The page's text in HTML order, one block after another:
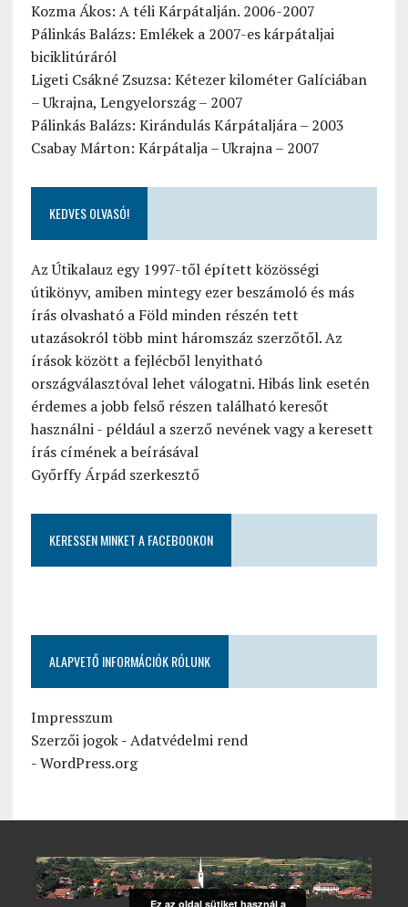
Kozma Ákos: A téli Kárpátalján. 2006-2007
Pálinkás Balázs: Emlékek a 2007-es kárpátaljai
biciklitúráról
Ligeti Csákné Zsuzsa: Kétezer kilométer Galíciában
– Ukrajna, Lengyelország – 2007
Pálinkás Balázs: Kirándulás Kárpátaljára – 2003
Csabay Márton: Kárpátalja – Ukrajna – 2007
KEDVES OLVASÓ!
Az Útikalauz egy 1997-től épített közösségi
útikönyv, amiben mintegy ezer beszámoló és más
írás olvasható a Föld minden részén tett
utazásokról több mint háromszáz szerzőtől. Az
írások között a fejlécből lenyitható
országválasztóval lehet válogatni. Hibás link esetén
érdemes a jobb felső részen található keresőt
használni - például a szerző nevének vagy a keresett
írás címének a beírásával
Győrffy Árpád szerkesztő
KERESSEN MINKET A FACEBOOKON
ALAPVETŐ INFORMÁCIÓK RÓLUNK
Impresszum
Szerzői jogok-Adatvédelmi rend
-WordPress.org
Ez az oldal sütiket használ a